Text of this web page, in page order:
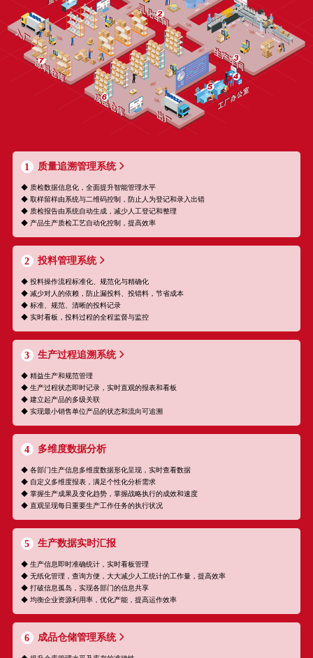
1 质量追溯管理系统
◆ 质检数据信息化，全面提升智能管理水平
◆ 取样留样由系统与二维码控制，防止人为登记和录入出错
◆ 质检报告由系统自动生成，减少人工登记和整理
◆ 产品生产质检工艺自动化控制，提高效率
2 投料管理系统
◆ 投料操作流程标准化、规范化与精确化
◆ 减少对人的依赖，防止漏投料、投错料，节省成本
◆ 标准、规范、清晰的投料记录
◆ 实时看板，投料过程的全程监督与监控
3 生产过程追溯系统
◆ 精益生产和规范管理
◆ 生产过程状态即时记录，实时直观的报表和看板
◆ 建立起产品的多级关联
◆ 实现最小销售单位产品的状态和流向可追溯
4 多维度数据分析
◆ 各部门生产信息多维度数据形化呈现，实时查看数据
◆ 自定义多维度报表，满足个性化分析需求
◆ 掌握生产成果及变化趋势，掌握战略执行的成效和速度
◆ 直观呈现每日重要生产工作任务的执行状况
5 生产数据实时汇报
◆ 生产信息即时准确统计，实时看板管理
◆ 无纸化管理，查询方便，大大减少人工统计的工作量，提高效率
◆ 打破信息孤岛，实现各部门的信息共享
◆ 均衡企业资源利用率，优化产能，提高运作效率
6 成品仓储管理系统